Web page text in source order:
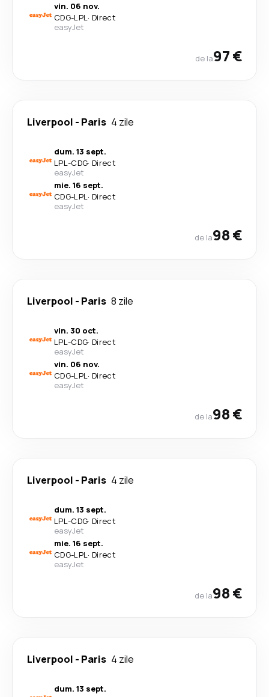
vin. 06 nov.
CDG-LPL· Direct
easyJet
de la97 €
Liverpool - Paris 4 zile
dum. 13 sept.
LPL-CDG· Direct
easyJet
mie. 16 sept.
CDG-LPL· Direct
easyJet
de la98 €
Liverpool - Paris 8 zile
vin. 30 oct.
LPL-CDG· Direct
easyJet
vin. 06 nov.
CDG-LPL· Direct
easyJet
de la98 €
Liverpool - Paris 4 zile
dum. 13 sept.
LPL-CDG· Direct
easyJet
mie. 16 sept.
CDG-LPL· Direct
easyJet
de la98 €
Liverpool - Paris 4 zile
dum. 13 sept.